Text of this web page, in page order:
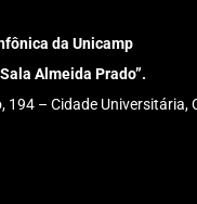
da Unicamp
Almeida Prado”.
194 – Cidade Universitária,